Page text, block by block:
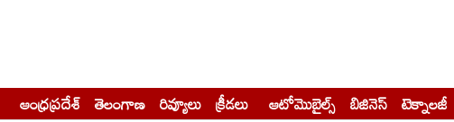
ఆంధ్రప్రదేశ్ తెలంగాణ రివ్యూలు క్రీడలు ఆటోమొబైల్స్ బిజినెస్‌ టెక్నాలజీ